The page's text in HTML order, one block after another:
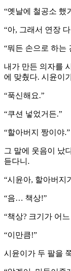
“옛날에 철공소 했
“아, 그래서 연장
“뭐든 손으로 하는
내가 만든 의자를
에 맞췄다. 시윤이
“푹신해요.”
“쿠션 넣었거든.”
“할아버지 짱이야.”
그 말에 웃음이 났
듣다니.
“시윤아, 할아버지
“음… 책상!”
“책상? 크기가 어느
“이만큼!”
시윤이가 두 팔을